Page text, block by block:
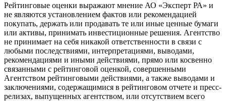
Рейтинговые оценки выражают мнение АО «Эксперт РА» и
не являются установлением фактов или рекомендацией
покупать, держать или продавать те или иные ценные бумаги
или активы, принимать инвестиционные решения. Агентство
не принимает на себя никакой ответственности в связи с
любыми последствиями, интерпретациями, выводами,
рекомендациями и иными действиями, прямо или косвенно
связанными с рейтинговой оценкой, совершенными
Агентством рейтинговыми действиями, а также выводами и
заключениями, содержащимися в рейтинговом отчете и пресс-
релизах, выпущенных агентством, или отсутствием всего